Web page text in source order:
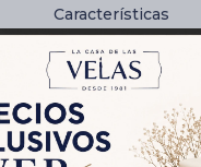
Características